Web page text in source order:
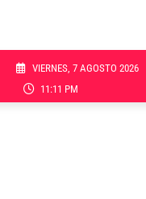
VIERNES, 7 AGOSTO 2026
11:11 PM